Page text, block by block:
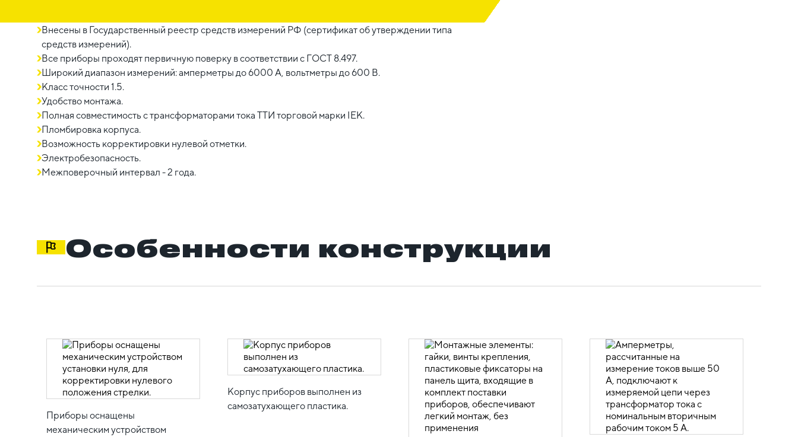
Внесены в Государственный реестр средств измерений РФ (сертификат об утверждении типа
средств измерений).
Все приборы проходят первичную поверку в соответствии с ГОСТ 8.497.
Широкий диапазон измерений: амперметры до 6000 А, вольтметры до 600 В.
Класс точности 1.5.
Удобство монтажа.
Полная совместимость с трансформаторами тока ТТИ торговой марки IEK.
Пломбировка корпуса.
Возможность корректировки нулевой отметки.
Электробезопасность.
Межповерочный интервал - 2 года.
Особенности конструкции
Приборы оснащены
механическим устройством
Корпус приборов выполнен из
самозатухающего пластика.